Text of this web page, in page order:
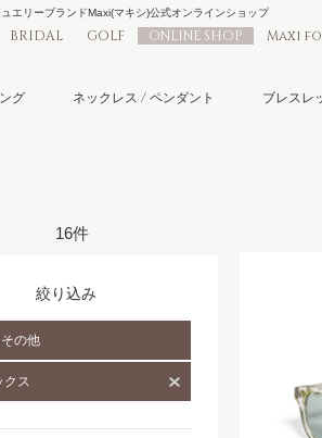
BRIDAL GOLF ONLINE SHOP Maxi
エリーブランドMaxi(マキシ)公式オンラインショップ
グ ネックレス / ペンダント ブレスレ
16件
絞り込み
の他
クス